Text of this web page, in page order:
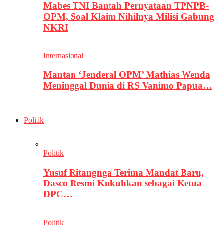
Mabes TNI Bantah Pernyataan TPNPB-
OPM, Soal Klaim Nihilnya Milisi Gabung
NKRI
Internasional
Mantan ‘Jenderal OPM’ Mathias Wenda
Meninggal Dunia di RS Vanimo Papua…
Politik
Politik
Yusuf Ritangnga Terima Mandat Baru,
Dasco Resmi Kukuhkan sebagai Ketua
DPC…
Politik